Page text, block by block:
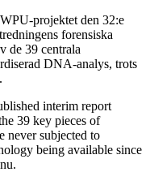
projektet den 32:e
forensiska
de 39 centrala
DNA-analys, trots
interim report
39 key pieces of
never subjected to
being available since